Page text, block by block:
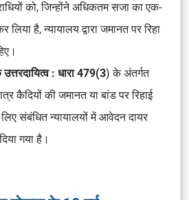
को, जिन्होंने अधिकतम सजा का एक-
लिया है, न्यायालय द्वारा जमानत पर रिहा
: धारा 479(3) के अंतर्गत
कैदियों की जमानत या बांड पर रिहाई
संबंधित न्यायालयों में आवेदन दायर
गया है।